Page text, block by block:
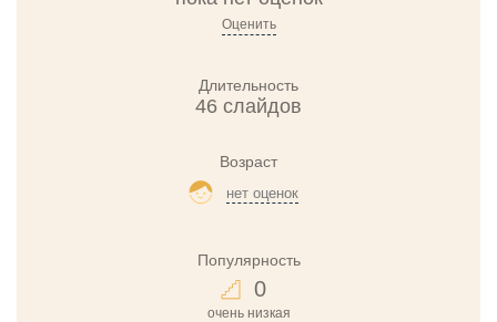
Оценить
Длительность
46 слайдов
Возраст
нет оценок
Популярность
0
очень низкая